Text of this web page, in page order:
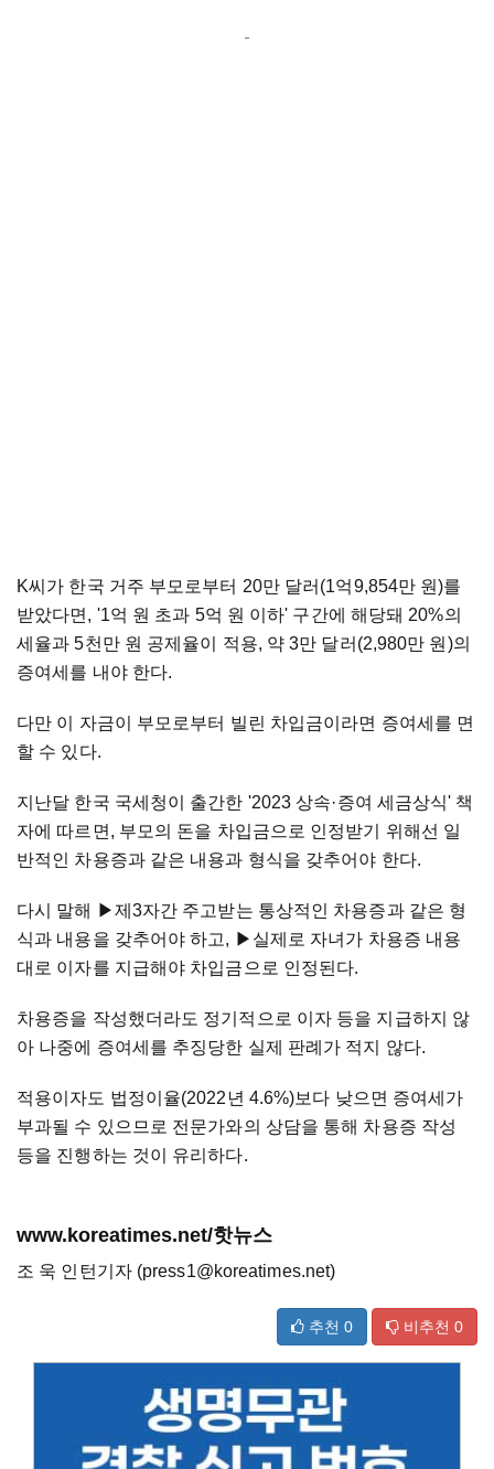
K씨가 한국 거주 부모로부터 20만 달러(1억9,854만 원)를
받았다면, '1억 원 초과 5억 원 이하' 구간에 해당돼 20%의
세율과 5천만 원 공제율이 적용, 약 3만 달러(2,980만 원)의
증여세를 내야 한다.
다만 이 자금이 부모로부터 빌린 차입금이라면 증여세를 면
할 수 있다.
지난달 한국 국세청이 출간한 '2023 상속·증여 세금상식' 책
자에 따르면, 부모의 돈을 차입금으로 인정받기 위해선 일
반적인 차용증과 같은 내용과 형식을 갖추어야 한다.
다시 말해 ▶제3자간 주고받는 통상적인 차용증과 같은 형
식과 내용을 갖추어야 하고, ▶실제로 자녀가 차용증 내용
대로 이자를 지급해야 차입금으로 인정된다.
차용증을 작성했더라도 정기적으로 이자 등을 지급하지 않
아 나중에 증여세를 추징당한 실제 판례가 적지 않다.
적용이자도 법정이율(2022년 4.6%)보다 낮으면 증여세가
부과될 수 있으므로 전문가와의 상담을 통해 차용증 작성
등을 진행하는 것이 유리하다.
www.koreatimes.net/핫뉴스
조 욱 인턴기자 (press1@koreatimes.net)
추천 0 비추천 0